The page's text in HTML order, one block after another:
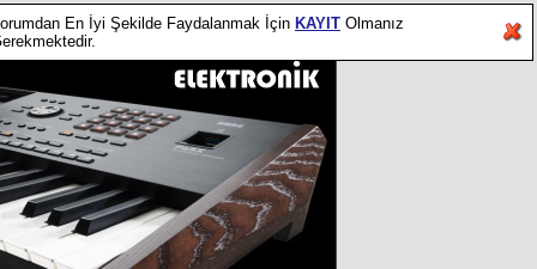
En İyi Şekilde Faydalanmak İçin KAYIT Olmanız